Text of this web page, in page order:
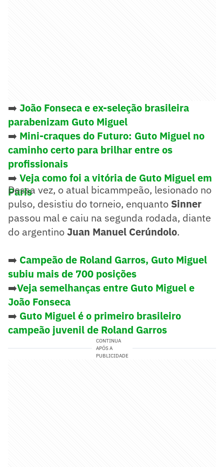
➡️ João Fonseca e ex-seleção brasileira
parabenizam Guto Miguel
➡️ Mini-craques do Futuro: Guto Miguel no
caminho certo para brilhar entre os
profissionais
➡️ Veja como foi a vitória de Guto Miguel em
Paris
Dessa vez, o atual bicammpeão, lesionado no
pulso, desistiu do torneio, enquanto Sinner
passou mal e caiu na segunda rodada, diante
do argentinoJuan Manuel Cerúndolo.
➡️ Campeão de Roland Garros, Guto Miguel
subiu mais de 700 posições
➡️Veja semelhanças entre Guto Miguel e
João Fonseca
➡️ Guto Miguel é o primeiro brasileiro
campeão juvenil de Roland Garros
CONTINUA
APÓS A
PUBLICIDADE